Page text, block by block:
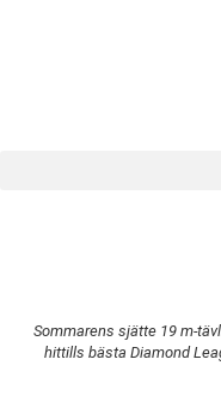
Sommarens sjätte 19 m-
hittills bästa Diamond